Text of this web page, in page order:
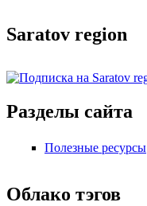
Saratov region
Разделы сайта
Полезные ресурсы
Облако тэгов